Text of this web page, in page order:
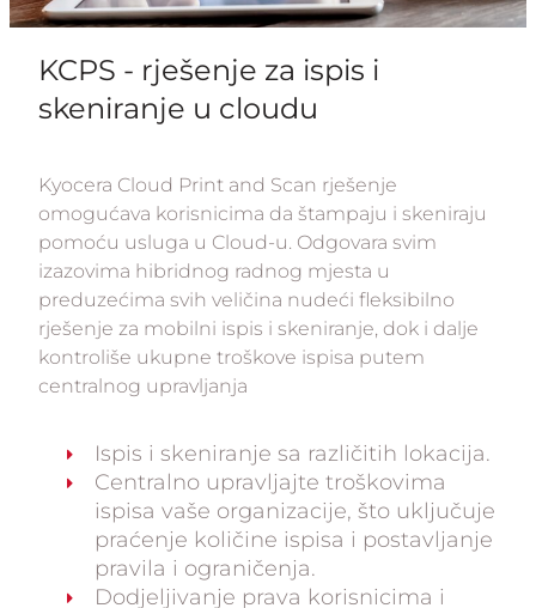
KCPS - rješenje za ispis i
skeniranje u cloudu
Kyocera Cloud Print and Scan rješenje
omogućava korisnicima da štampaju i skeniraju
pomoću usluga u Cloud-u. Odgovara svim
izazovima hibridnog radnog mjesta u
preduzećima svih veličina nudeći fleksibilno
rješenje za mobilni ispis i skeniranje, dok i dalje
kontroliše ukupne troškove ispisa putem
centralnog upravljanja
Ispis i skeniranje sa različitih lokacija.
Centralno upravljajte troškovima
ispisa vaše organizacije, što uključuje
praćenje količine ispisa i postavljanje
pravila i ograničenja.
Dodjeljivanje prava korisnicima i